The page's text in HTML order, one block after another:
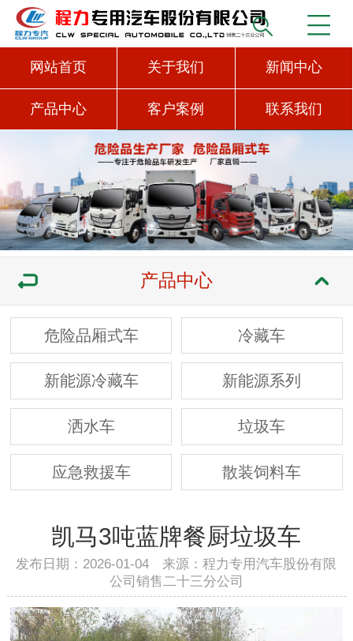
网站首页 关于我们 新闻中心
产品中心 客户案例 联系我们
产品中心
危险品厢式车 冷藏车
新能源冷藏车 新能源系列
洒水车 垃圾车
应急救援车 散装饲料车
凯马3吨蓝牌餐厨垃圾车
发布日期：2026-01-04 来源：程力专用汽车股份有限
公司销售二十三分公司